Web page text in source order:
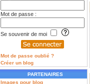
Mot de passe :
Se souvenir de moi
Mot de passe oublié ?
Créer un blog
PARTENAIRES
Images pour blog